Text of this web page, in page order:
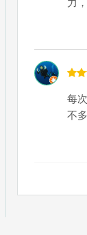
力
每
不